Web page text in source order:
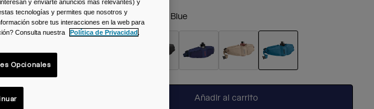
Color - Moroccan Blue
Añadir al carrito
y enviarte anuncios más relevantes) y
tecnologías y permites que nosotros y
sobre tus interacciones en la web para
Consulta nuestra
Política de Privacidad
Opcionales